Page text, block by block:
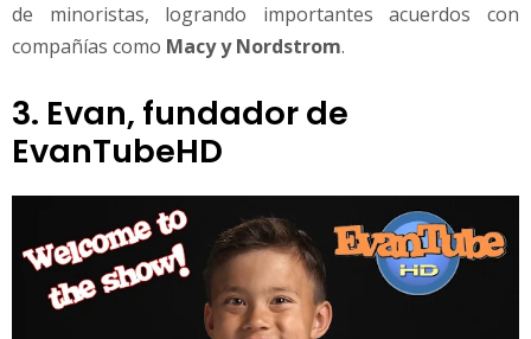
de minoristas, logrando importantes acuerdos con
compañías como Macy y Nordstrom.
3. Evan, fundador de
EvanTubeHD